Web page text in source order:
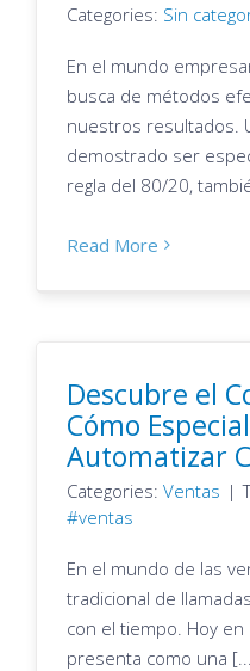
Categories: Sin
En el mundo
busca de métodos
nuestros resultados.
demostrado ser
regla del 80/20,
Read More
Descubre el
Cómo
Automatizar
Categories: Ventas |
ventas
En el mundo de las
tradicional de
con el tiempo. Hoy en
presenta como una